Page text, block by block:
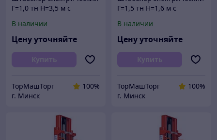
Г=1,0 тн Н=3,5 м с
полуэлектрический
электроштабелер
В наличии
Цену уточняйте
Купить
ТорМашТорг
100%
г. Минск
Г=1,5 тн Н=1,6 м с
полуэлектрический
электроштабелер
В наличии
Цену уточняйте
Купить
ТорМашТорг
100%
г. Минск